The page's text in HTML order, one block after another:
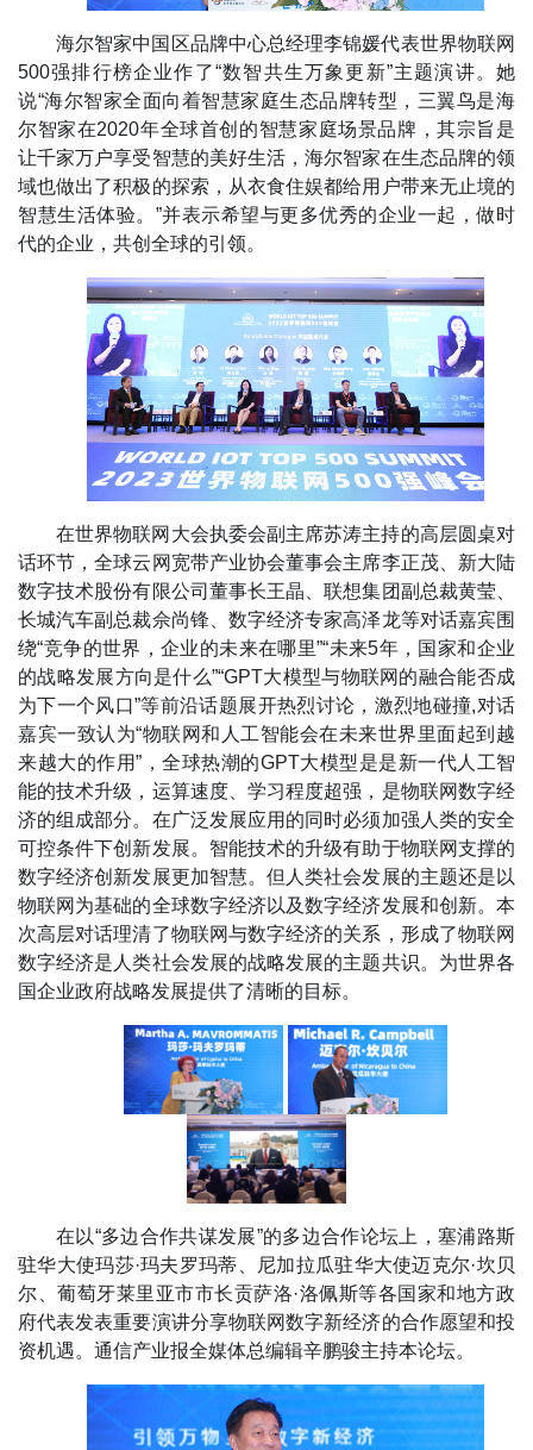
海尔智家中国区品牌中心总经理李锦媛代表世界物联网
500强排行榜企业作了“数智共生万象更新”主题演讲。她
说“海尔智家全面向着智慧家庭生态品牌转型，三翼鸟是海
尔智家在2020年全球首创的智慧家庭场景品牌，其宗旨是
让千家万户享受智慧的美好生活，海尔智家在生态品牌的领
域也做出了积极的探索，从衣食住娱都给用户带来无止境的
智慧生活体验。”并表示希望与更多优秀的企业一起，做时
代的企业，共创全球的引领。
在世界物联网大会执委会副主席苏涛主持的高层圆桌对
话环节，全球云网宽带产业协会董事会主席李正茂、新大陆
数字技术股份有限公司董事长王晶、联想集团副总裁黄莹、
长城汽车副总裁佘尚锋、数字经济专家高泽龙等对话嘉宾围
绕“竞争的世界，企业的未来在哪里”“未来5年，国家和企业
的战略发展方向是什么”“GPT大模型与物联网的融合能否成
为下一个风口”等前沿话题展开热烈讨论，激烈地碰撞,对话
嘉宾一致认为“物联网和人工智能会在未来世界里面起到越
来越大的作用”，全球热潮的GPT大模型是是新一代人工智
能的技术升级，运算速度、学习程度超强，是物联网数字经
济的组成部分。在广泛发展应用的同时必须加强人类的安全
可控条件下创新发展。智能技术的升级有助于物联网支撑的
数字经济创新发展更加智慧。但人类社会发展的主题还是以
物联网为基础的全球数字经济以及数字经济发展和创新。本
次高层对话理清了物联网与数字经济的关系，形成了物联网
数字经济是人类社会发展的战略发展的主题共识。为世界各
国企业政府战略发展提供了清晰的目标。
在以“多边合作共谋发展”的多边合作论坛上，塞浦路斯
驻华大使玛莎·玛夫罗玛蒂、尼加拉瓜驻华大使迈克尔·坎贝
尔、葡萄牙莱里亚市市长贡萨洛·洛佩斯等各国家和地方政
府代表发表重要演讲分享物联网数字新经济的合作愿望和投
资机遇。通信产业报全媒体总编辑辛鹏骏主持本论坛。